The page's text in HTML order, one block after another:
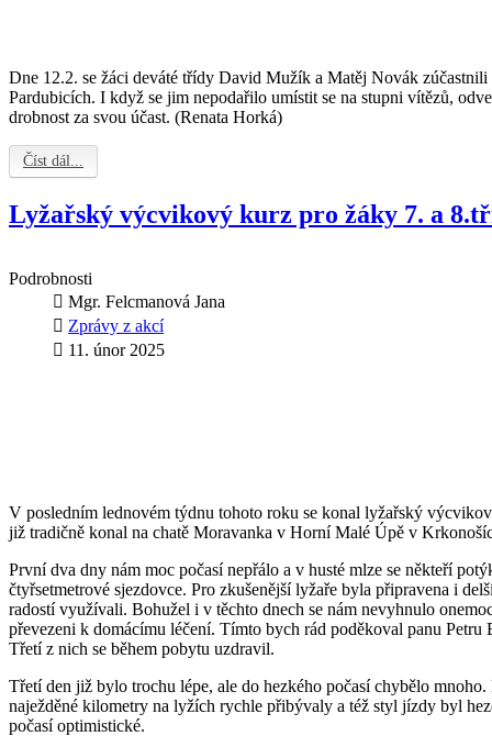
Dne 12.2. se žáci deváté třídy David Mužík a Matěj Novák zúčastnili
Pardubicích. I když se jim nepodařilo umístit se na stupni vítězů,
drobnost za svou účast. (Renata Horká)
Číst dál...
Lyžařský výcvikový kurz pro žáky 7. a
Podrobnosti
Mgr. Felcmanová Jana
Zprávy z akcí
11. únor 2025
V posledním lednovém týdnu tohoto roku se konal lyžařský
již tradičně konal na chatě Moravanka v Horní Malé Úpě v
První dva dny nám moc počasí nepřálo a v husté mlze se někteří
čtyřsetmetrové sjezdovce. Pro zkušenější lyžaře byla připravena i
radostí využívali. Bohužel i v těchto dnech se nám nevyhnulo
převezeni k domácímu léčení. Tímto bych rád poděkoval panu
Třetí z nich se během pobytu uzdravil.
Třetí den již bylo trochu lépe, ale do hezkého počasí chybělo
naježděné kilometry na lyžích rychle přibývaly a též styl jízdy byl
počasí optimistické.